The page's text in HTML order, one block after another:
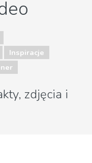
Inspiracje
zdjęcia i